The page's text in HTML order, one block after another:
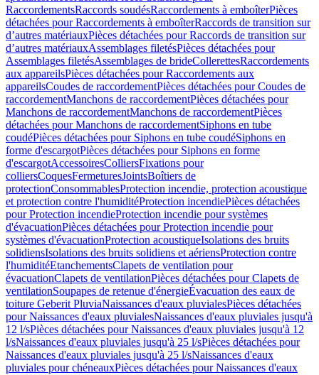
RaccordementsRaccords soudésRaccordements à emboîterPièces
détachées pour Raccordements à emboîterRaccords de transition sur
d’autres matériauxPièces détachées pour Raccords de transition sur
d’autres matériauxAssemblages filetésPièces détachées pour
Assemblages filetésAssemblages de brideCollerettesRaccordements
aux appareilsPièces détachées pour Raccordements aux
appareilsCoudes de raccordementPièces détachées pour Coudes de
raccordementManchons de raccordementPièces détachées pour
Manchons de raccordementManchons de raccordementPièces
détachées pour Manchons de raccordementSiphons en tube
coudéPièces détachées pour Siphons en tube coudéSiphons en
forme d'escargotPièces détachées pour Siphons en forme
d'escargotAccessoiresColliersFixations pour
colliersCoquesFermeturesJointsBoîtiers de
protectionConsommablesProtection incendie, protection acoustique
et protection contre l'humiditéProtection incendiePièces détachées
pour Protection incendieProtection incendie pour systèmes
d'évacuationPièces détachées pour Protection incendie pour
systèmes d'évacuationProtection acoustiqueIsolations des bruits
solidiensIsolations des bruits solidiens et aériensProtection contre
l'humiditéEtanchementsClapets de ventilation pour
évacuationClapets de ventilationPièces détachées pour Clapets de
ventilationSoupapes de retenue d'énergieÉvacuation des eaux de
toiture Geberit PluviaNaissances d'eaux pluvialesPièces détachées
pour Naissances d'eaux pluvialesNaissances d'eaux pluviales jusqu'à
12 l/sPièces détachées pour Naissances d'eaux pluviales jusqu'à 12
l/sNaissances d'eaux pluviales jusqu'à 25 l/sPièces détachées pour
Naissances d'eaux pluviales jusqu'à 25 l/sNaissances d'eaux
pluviales pour chéneauxPièces détachées pour Naissances d'eaux